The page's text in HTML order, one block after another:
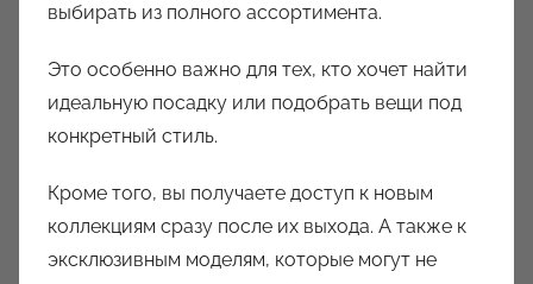
выбирать из полного ассортимента.
Это особенно важно для тех, кто хочет найти
идеальную посадку или подобрать вещи под
конкретный стиль.
Кроме того, вы получаете доступ к новым
коллекциям сразу после их выхода. А также к
эксклюзивным моделям, которые могут не